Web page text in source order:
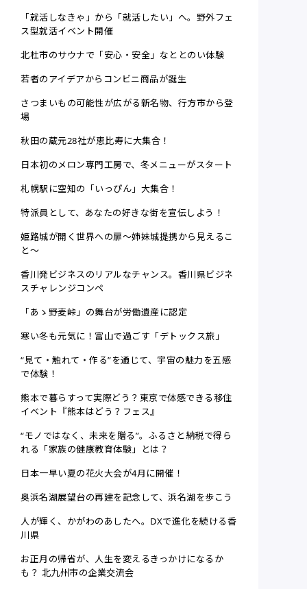
「就活しなきゃ」から「就活したい」へ。野外フェ
ス型就活イベント開催
北杜市のサウナで「安心・安全」なととのい体験
若者のアイデアからコンビニ商品が誕生
さつまいもの可能性が広がる新名物、行方市から登
場
秋田の蔵元28社が恵比寿に大集合！
日本初のメロン専門工房で、冬メニューがスタート
札幌駅に空知の「いっぴん」大集合！
特派員として、あなたの好きな街を宣伝しよう！
姫路城が開く世界への扉～姉妹城提携から見えるこ
と～
香川発ビジネスのリアルなチャンス。香川県ビジネ
スチャレンジコンペ
「あゝ野麦峠」の舞台が労働遺産に認定
寒い冬も元気に！富山で過ごす「デトックス旅」
“見て・触れて・作る”を通じて、宇宙の魅力を五感
で体験！
熊本で暮らすって実際どう？東京で体感できる移住
イベント『熊本はどう？フェス』
“モノではなく、未来を贈る”。ふるさと納税で得ら
れる「家族の健康教育体験」とは？
日本一早い夏の花火大会が4月に開催！
奥浜名湖展望台の再建を記念して、浜名湖を歩こう
人が輝く、かがわのあしたへ。DXで進化を続ける香
川県
お正月の帰省が、人生を変えるきっかけになるか
も？ 北九州市の企業交流会